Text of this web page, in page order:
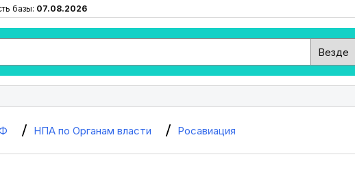
базы: 07.08.2026
НПА по Органам власти Росавиация